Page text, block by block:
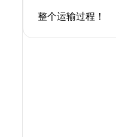
整个运输过程！